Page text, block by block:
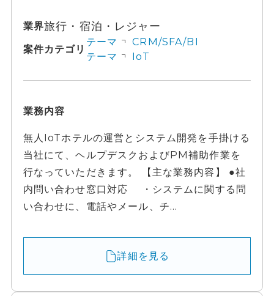
業界旅行・宿泊・レジャー
案件カテゴリ
テーマ
CRM/SFA/BI
テーマ
IoT
業務内容
無人IoTホテルの運営とシステム開発を手掛ける
当社にて、ヘルプデスクおよびPM補助作業を
行なっていただきます。 【主な業務内容】 ●社
内問い合わせ窓口対応 ・システムに関する問
い合わせに、電話やメール、チ...
詳細を見る